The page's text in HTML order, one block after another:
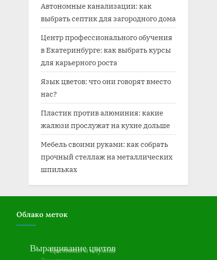
Автономные канализации: как
выбрать септик для загородного дома
Центр профессионального обучения
в Екатеринбурге: как выбрать курсы
для карьерного роста
Язык цветов: что они говорят вместо
нас?
Пластик против алюминия: какие
жалюзи прослужат на кухне дольше
Мебель своими руками: как собрать
прочный стеллаж на металлических
шпильках
Облако меток